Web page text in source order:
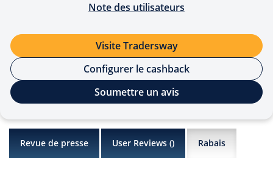
Note des utilisateurs
Visite Tradersway
Configurer le cashback
Soumettre un avis
Revue de presse User Reviews () Rabais